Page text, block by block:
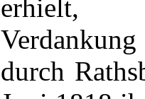
erhielt,
durch